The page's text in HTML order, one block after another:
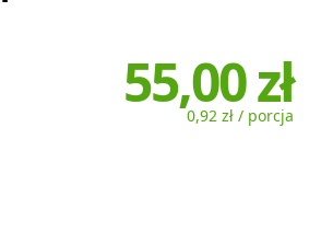
55,00 zł
0,92 zł / porcja